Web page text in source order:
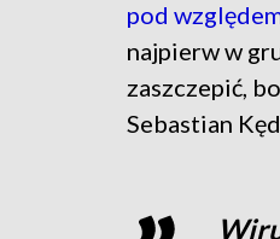
pod
najpierw w
zaszczepić,
Sebastian